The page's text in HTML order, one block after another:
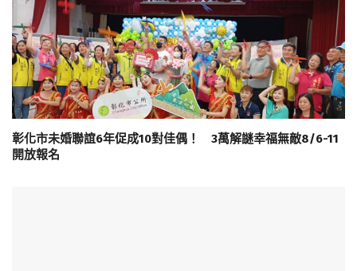
彰化市未婚聯誼6年促成10對佳偶！ 3萬解謎幸福無敵8/6-11
開放報名